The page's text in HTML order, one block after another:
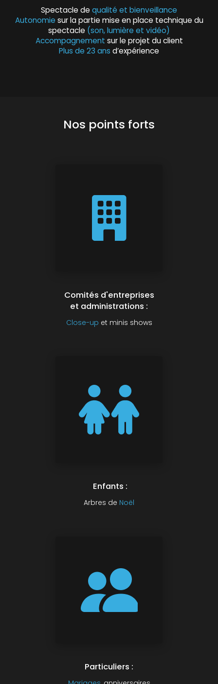
Spectacle dequalité et bienveillance
Autonomie sur la partie mise en place technique du
spectacle (son, lumière et vidéo)
Accompagnement sur le projet du client
Plus de 23 ans d’expérience
Nos points forts
Comités d'entreprises
et administrations :
Close-up et minis shows
Enfants :
Arbres de Noël
Particuliers :